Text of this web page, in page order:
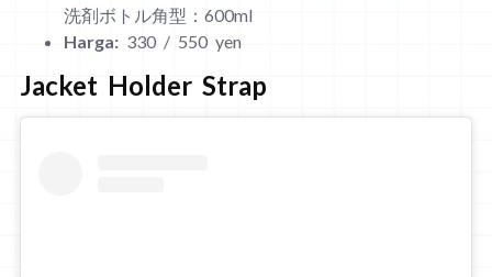
洗剤ボトル角型：600ml
Harga: 330 / 550 yen
Jacket Holder Strap